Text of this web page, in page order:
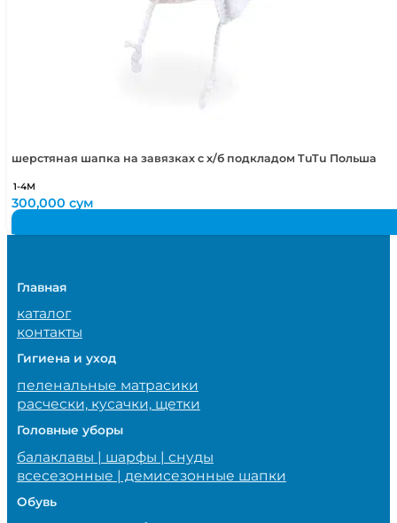
шерстяная шапка на завязках с х/б подкладом TuTu Польша
1-4М
300,000сум
Главная
каталог
контакты
Гигиена и уход
пеленальные матрасики
расчески, кусачки, щетки
Головные уборы
балаклавы | шарфы | снуды
всесезонные | демисезонные шапки
Обувь